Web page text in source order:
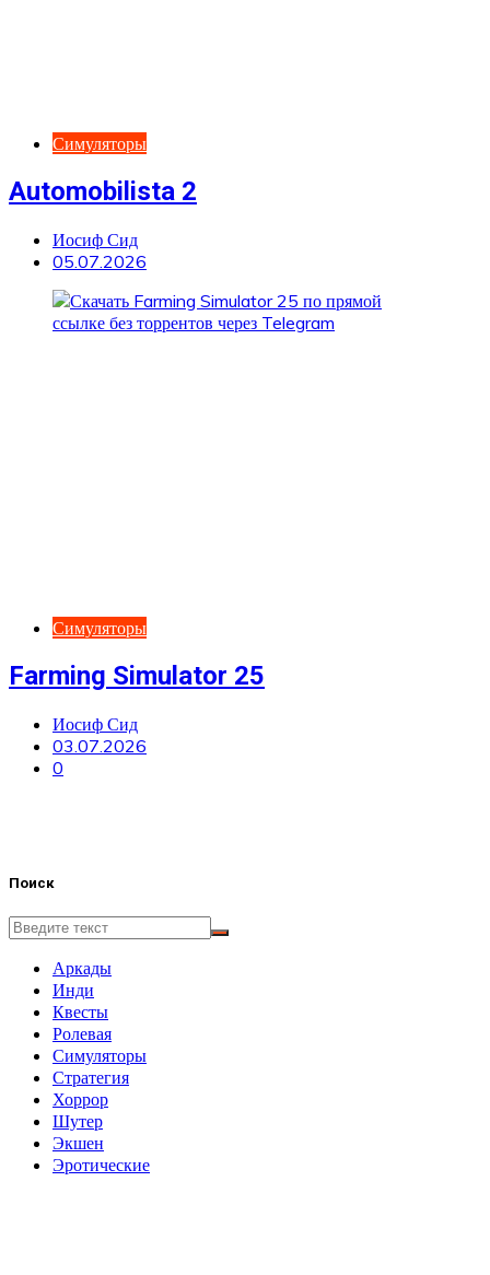
Симуляторы
Automobilista 2
Иосиф Сид
05.07.2026
Симуляторы
Farming Simulator 25
Иосиф Сид
03.07.2026
0
Поиск
Аркады
Инди
Квесты
Ролевая
Симуляторы
Стратегия
Хоррор
Шутер
Экшен
Эротические